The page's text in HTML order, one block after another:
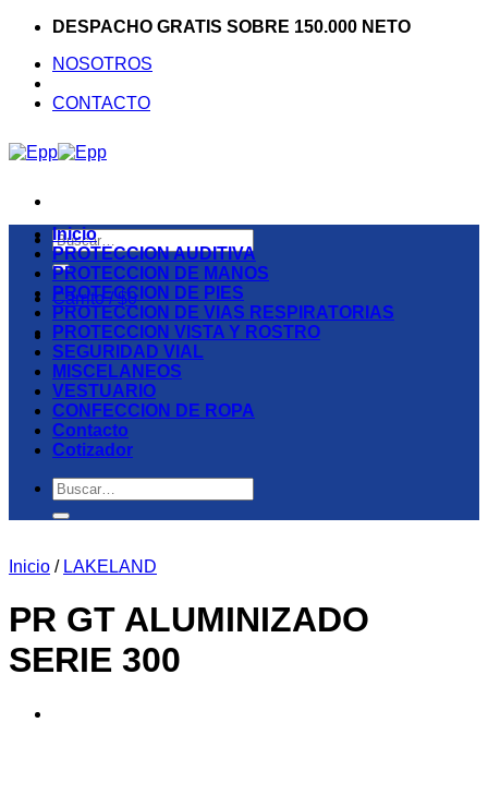
Saltar
contenido
DESPACHO GRATIS SOBRE 150.000 NETO
NOSOTROS
CONTACTO
Buscar
por:
Carrito /$0
Inicio
PROTECCION AUDITIVA
PROTECCION DE MANOS
PROTECCION DE PIES
PROTECCION DE VIAS RESPIRATORIAS
PROTECCION VISTA Y ROSTRO
SEGURIDAD VIAL
MISCELANEOS
VESTUARIO
CONFECCION DE ROPA
Contacto
Cotizador
Buscar
por:
Inicio / LAKELAND
PR GT ALUMINIZADO
SERIE 300